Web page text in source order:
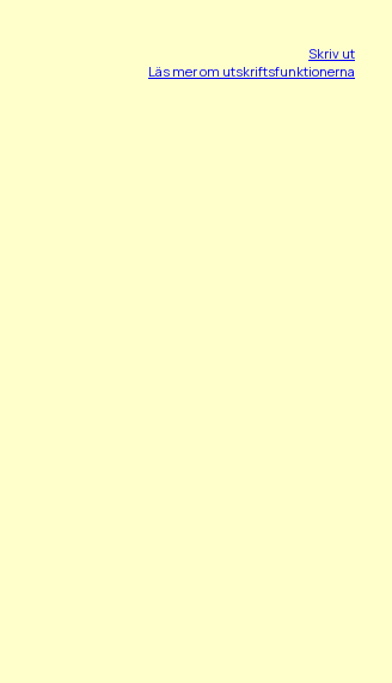
Skriv ut
Läs mer om utskriftsfunktionerna